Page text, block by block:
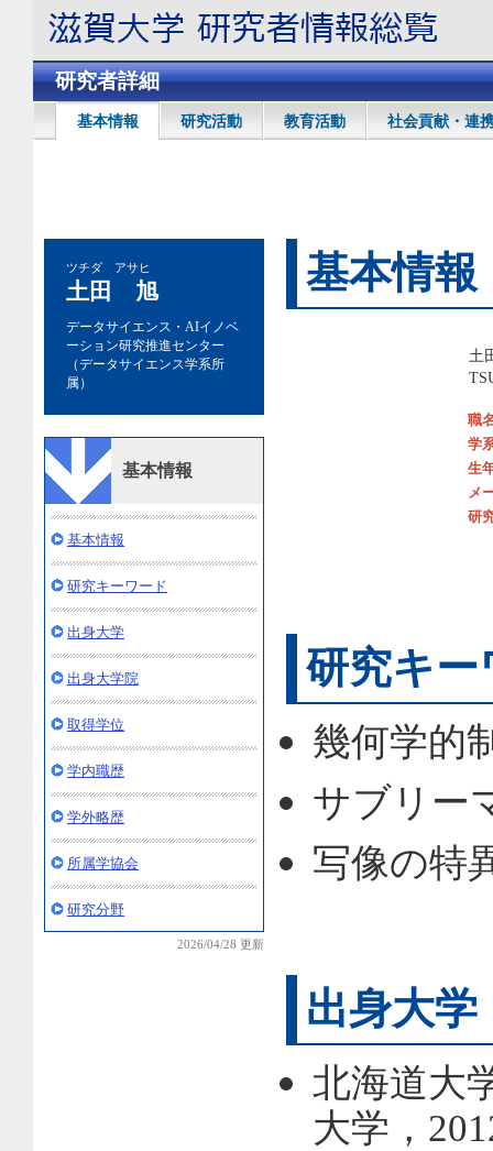
研究者詳細
基本情報 研究活動 教育活動 社会貢献・連
ツチダ アサヒ
土田 旭
データサイエンス・AIイノベ
ーション研究推進センター
（データサイエンス学系所
属）
基本情報
基本情報
研究キーワード
出身大学
出身大学院
取得学位
学内職歴
学外略歴
所属学協会
研究分野
2026/04/28 更新
基本情報
土
職
学
生
メ
研
研究キー
幾何学的
サブリー
写像の特
出身大学
北海道大
大学，